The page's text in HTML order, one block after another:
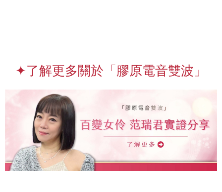
✦了解更多關於「膠原電音雙波」